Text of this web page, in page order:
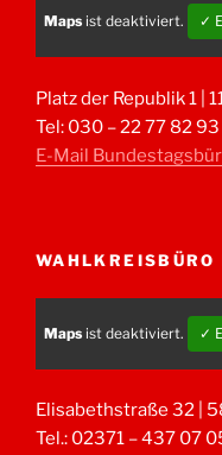
Maps ist deaktiviert. ✓
Platz der Republik 1 |
Tel: 030 – 22 77 82
E-Mail
WAHLKREISBÜRO
Maps ist deaktiviert. ✓
Elisabethstraße 32 |
Tel.: 02371 – 437 07